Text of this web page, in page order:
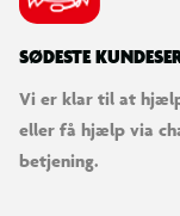
SØDESTE
Vi er klar til at
eller få hjælp via
betjening.